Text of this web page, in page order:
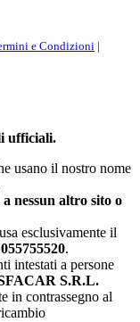
e Condizioni |
ufficiali.
usano il nostro nome
nessun altro sito o
esclusivamente il
055755520.
intestati a persone
S.R.L.
in contrassegno al